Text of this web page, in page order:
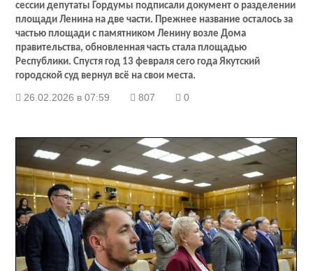
сессии депутаты Гордумы подписали документ о разделении
площади Ленина на две части. Прежнее название осталось за
частью площади с памятником Ленину возле Дома
правительства, обновленная часть стала площадью
Республики. Спустя год 13 февраля сего года Якутский
городской суд вернул всё на свои места.
26.02.2026 в 07:59 807 0